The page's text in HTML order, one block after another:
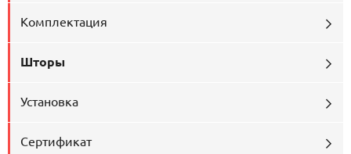
Комплектация
Шторы
Установка
Сертификат